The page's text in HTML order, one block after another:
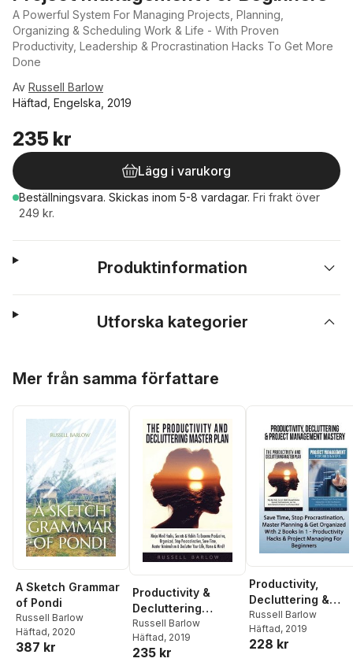
A Powerful System For Managing Projects, Planning,
Organizing & Scheduling Work & Life - With Proven
Productivity, Leadership & Procrastination Hacks To Get More
Done
Av Russell Barlow
Häftad, Engelska, 2019
235 kr
Lägg i varukorg
Beställningsvara. Skickas inom 5-8 vardagar. Fri frakt över
249 kr.
Produktinformation
Utforska kategorier
Mer från samma författare
A Sketch Grammar
of Pondi
Russell Barlow
Häftad, 2020
387 kr
Productivity &
Decluttering
Master Plan
Russell Barlow
Häftad, 2019
235 kr
Productivity,
Decluttering &
Project
Management
Mastery
Russell Barlow
Häftad, 2019
228 kr